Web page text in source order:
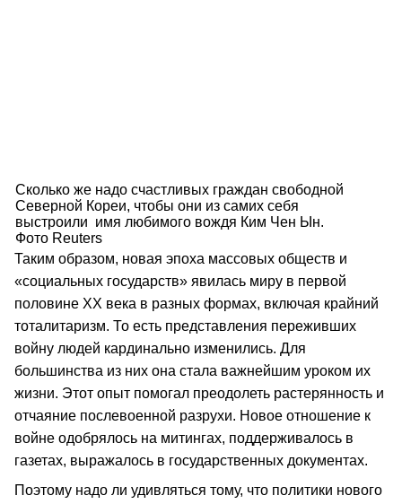
Сколько же надо счастливых граждан свободной
Северной Кореи, чтобы они из самих себя
выстроили имя любимого вождя Ким Чен Ын.
Фото Reuters
Таким образом, новая эпоха массовых обществ и
«социальных государств» явилась миру в первой
половине ХХ века в разных формах, включая крайний
тоталитаризм. То есть представления переживших
войну людей кардинально изменились. Для
большинства из них она стала важнейшим уроком их
жизни. Этот опыт помогал преодолеть растерянность и
отчаяние послевоенной разрухи. Новое отношение к
войне одобрялось на митингах, поддерживалось в
газетах, выражалось в государственных документах.
Поэтому надо ли удивляться тому, что политики нового